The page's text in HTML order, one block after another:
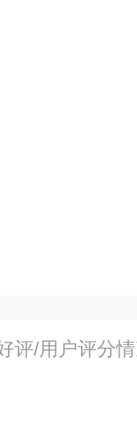
评/用户评分